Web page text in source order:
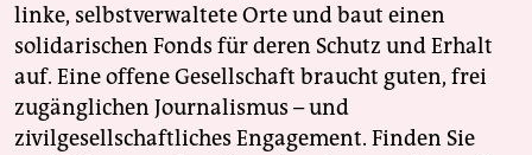
linke, selbstverwaltete Orte und baut einen
solidarischen Fonds für deren Schutz und Erhalt
auf. Eine offene Gesellschaft braucht guten, frei
zugänglichen Journalismus – und
zivilgesellschaftliches Engagement. Finden Sie